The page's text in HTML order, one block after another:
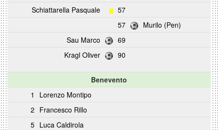
Schiattarella Pasquale
57
57
Murilo (Pen)
Sau Marco
69
Kragl Oliver
90
Benevento
1
Lorenzo Montipo
2 Francesco Rillo
5 Luca Caldirola